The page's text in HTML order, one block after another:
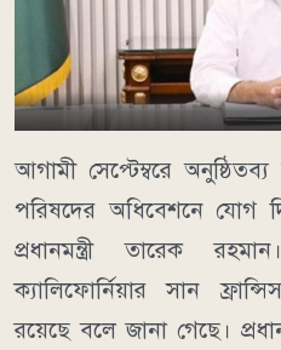
আগামী সেপ্টেম্বরে
পরিষদের অধিবেশনে যোগ
প্রধানমন্ত্রী তারেক
ক্যালিফোর্নিয়ার সান
রয়েছে বলে জানা গেছে।